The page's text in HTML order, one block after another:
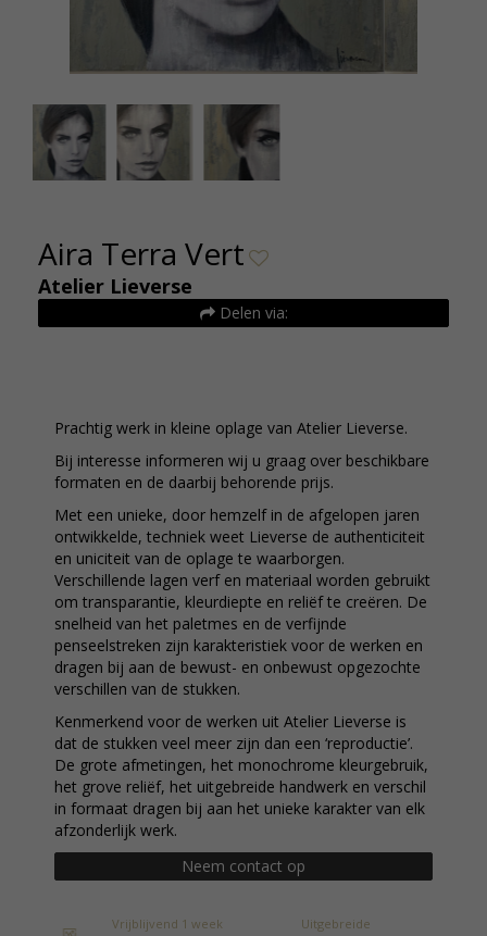
Kunsthuizen
Aira Terra Vert
Atelier Lieverse
Delen via:
Prachtig werk in kleine oplage van Atelier Lieverse.
Bij interesse informeren wij u graag over beschikbare
formaten en de daarbij behorende prijs.
Met een unieke, door hemzelf in de afgelopen jaren
ontwikkelde, techniek weet Lieverse de authenticiteit
en uniciteit van de oplage te waarborgen.
Verschillende lagen verf en materiaal worden gebruikt
om transparantie, kleurdiepte en reliëf te creëren. De
snelheid van het paletmes en de verfijnde
penseelstreken zijn karakteristiek voor de werken en
dragen bij aan de bewust- en onbewust opgezochte
verschillen van de stukken.
Kenmerkend voor de werken uit Atelier Lieverse is
dat de stukken veel meer zijn dan een ‘reproductie’.
De grote afmetingen, het monochrome kleurgebruik,
het grove reliëf, het uitgebreide handwerk en verschil
in formaat dragen bij aan het unieke karakter van elk
afzonderlijk werk.
Neem contact op
Vrijblijvend 1 week
Uitgebreide